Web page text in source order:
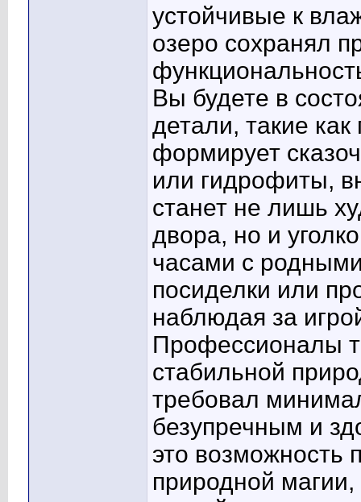
устойчивые к
озеро сохранял
Вы будете в
детали, такие
формирует
или гидрофиты,
станет не лишь
двора, но и
часами с
посиделки или
наблюдая за
Профессионалы
стабильной
требовал
безупречным и
это возможность
природной магии,